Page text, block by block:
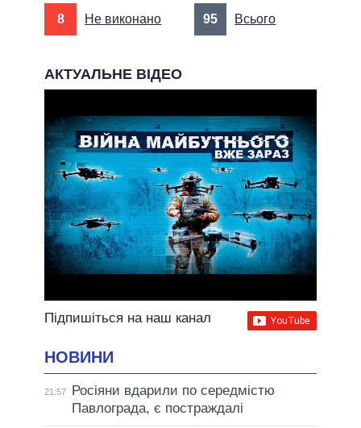
8 Не виконано 95 Всього
АКТУАЛЬНЕ ВІДЕО
Підпишіться на наш канал
НОВИНИ
21:57
Росіяни вдарили по середмістю
Павлограда, є постраждалі